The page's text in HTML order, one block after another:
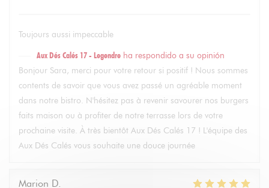
Toujours aussi impeccable
Aux Dés Calés 17 - Legendre ha respondido a su opinión
Bonjour Sara, merci pour votre retour si positif ! Nous sommes
contents de savoir que vous avez passé un agréable moment
dans notre bistro. N'hésitez pas à revenir savourer nos burgers
faits maison ou à profiter de notre terrasse lors de votre
prochaine visite. À très bientôt Aux Dés Calés 17 ! L'équipe des
Aux Dés Calés vous souhaite une douce journée
Marion D